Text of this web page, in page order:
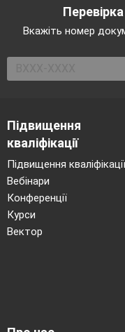
Вкажіть номер
Підвищення
кваліфікації
Підвищення кваліфікації
Вебінари
Конференції
Курси
Вектор